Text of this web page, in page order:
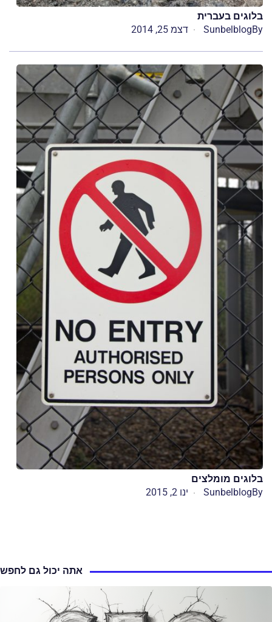
בלוגים בעברית
By
Sunbelblog דצמ 25, 2014
בלוגים מומלצים
By
Sunbelblog ינו 2, 2015
אתה יכול גם לחפש